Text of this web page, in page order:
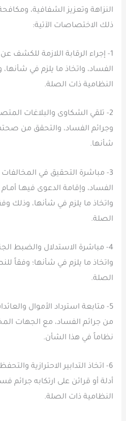
النزاهة وتعزيز الشفافية،
ذلك الاختصاصات الآتية:
1- إجراء الرقابة اللازمة للكشف
الفساد، واتخاذ ما يلزم في
النظامية ذات الصلة.
2- تلقي الشكاوى والبلاغات
وجرائم الفساد، والتحقق من
شأنها.
3- مباشرة التحقيق في المخالفات
الفساد، وإقامة الدعوى فيهـا
واتخاذ ما يلزم في شأنها، وذلك
الصلة.
4- مباشرة الاستدلال والضبط
واتخاذ ما يلزم في شأنها؛ وفقاً
الصلة.
5- متابعة استرداد الأموال
من جرائم الفساد، مع الجهات
نظاماً في هذا الشأن.
6- اتخاذ التدابير الاحترازية
أدلة أو قرائن على ارتكابه
النظامية ذات الصلة.